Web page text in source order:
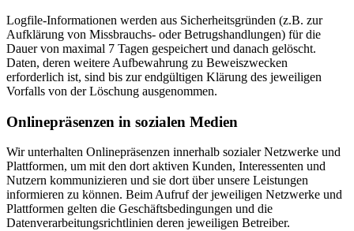
Logfile-Informationen werden aus Sicherheitsgründen (z.B. zur
Aufklärung von Missbrauchs- oder Betrugshandlungen) für die
Dauer von maximal 7 Tagen gespeichert und danach gelöscht.
Daten, deren weitere Aufbewahrung zu Beweiszwecken
erforderlich ist, sind bis zur endgültigen Klärung des jeweiligen
Vorfalls von der Löschung ausgenommen.
Onlinepräsenzen in sozialen Medien
Wir unterhalten Onlinepräsenzen innerhalb sozialer Netzwerke und
Plattformen, um mit den dort aktiven Kunden, Interessenten und
Nutzern kommunizieren und sie dort über unsere Leistungen
informieren zu können. Beim Aufruf der jeweiligen Netzwerke und
Plattformen gelten die Geschäftsbedingungen und die
Datenverarbeitungsrichtlinien deren jeweiligen Betreiber.